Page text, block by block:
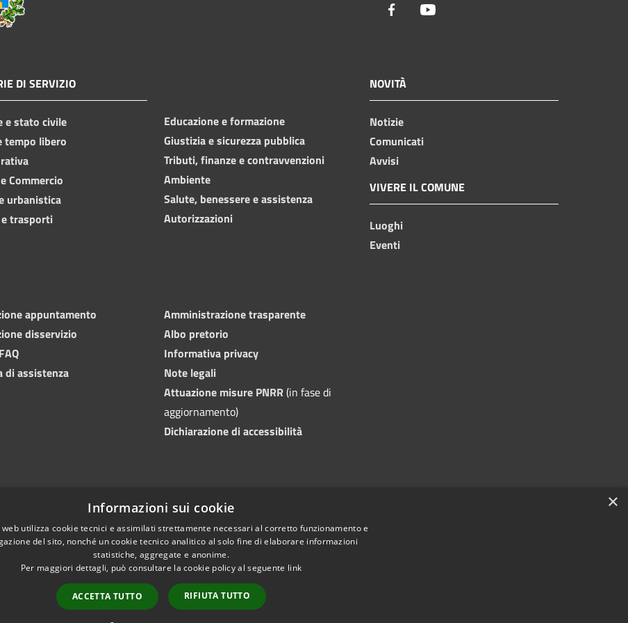
Facebook
DI SERVIZIO
e stato civile
tempo libero
Commercio
urbanistica
trasporti
Educazione e formazione
Giustizia e sicurezza pubblica
Tributi, finanze e contravvenzioni
Ambiente
Salute, benessere e assistenza
Autorizzazioni
NOVITÀ
Notizie
Comunicati
Avvisi
VIVERE IL COMUNE
Luoghi
Eventi
appuntamento
disservizio
di assistenza
Amministrazione trasparente
Albo pretorio
Informativa privacy
Note legali
Attuazione misure PNRR(in fase di
aggiornamento)
Dichiarazione di accessibilità
×
Informazioni sui cookie
web utilizza cookie tecnici e assimilati strettamente necessari al corretto funzionamento e
del sito, nonché un cookie tecnico analitico al solo fine di elaborare informazioni
statistiche, aggregate e anonime.
Per maggiori dettagli, può consultare la cookie policy al seguente link
ACCETTA TUTTO RIFIUTA TUTTO